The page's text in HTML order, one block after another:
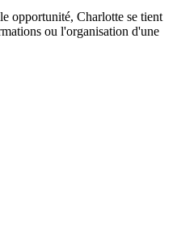
opportunité, Charlotte se tient
ou l'organisation d'une